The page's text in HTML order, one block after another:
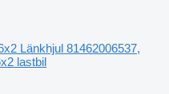
Länkhjul 81462006537,
lastbil